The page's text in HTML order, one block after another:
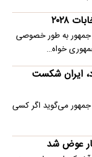
جمهور به طور خصوصی
خواه…
ایران شکست
می‌گوید اگر کسی
عوض شد